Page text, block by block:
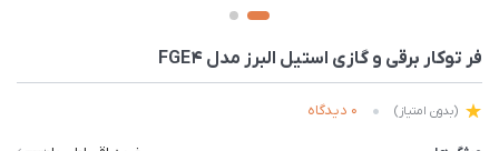
فر توکار برقی و گازی استیل البرز مدل FGE4
(بدون امتیاز) 0 دیدگاه